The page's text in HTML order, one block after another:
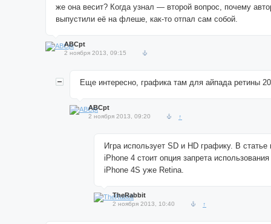
же она весит? Когда узнал — второй вопрос, почему
выпустили её на флеше, как-то отпал сам собой.
ABCpt
2 ноября 2013, 09:15
Еще интересно, графика там для айпада ретины
ABCpt
2 ноября 2013, 09:20 ↑
Игра использует SD и HD графику. В
iPhone 4 стоит опция запрета
iPhone 4S уже Retina.
TheRabbit
2 ноября 2013, 10:40 ↑